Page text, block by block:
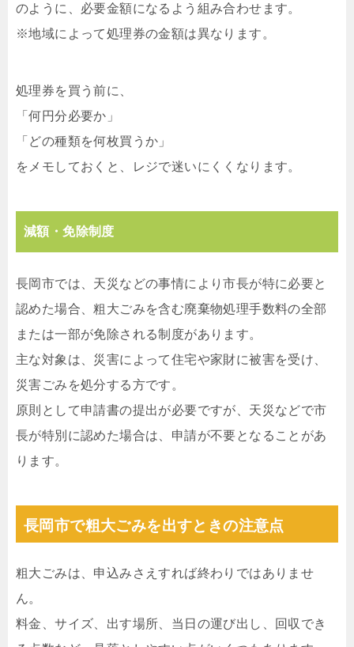
のように、必要金額になるよう組み合わせます。
※地域によって処理券の金額は異なります。
処理券を買う前に、
「何円分必要か」
「どの種類を何枚買うか」
をメモしておくと、レジで迷いにくくなります。
減額・免除制度
長岡市では、天災などの事情により市長が特に必要と
認めた場合、粗大ごみを含む廃棄物処理手数料の全部
または一部が免除される制度があります。
主な対象は、災害によって住宅や家財に被害を受け、
災害ごみを処分する方です。
原則として申請書の提出が必要ですが、天災などで市
長が特別に認めた場合は、申請が不要となることがあ
ります。
長岡市で粗大ごみを出すときの注意点
粗大ごみは、申込みさえすれば終わりではありませ
ん。
料金、サイズ、出す場所、当日の運び出し、回収でき